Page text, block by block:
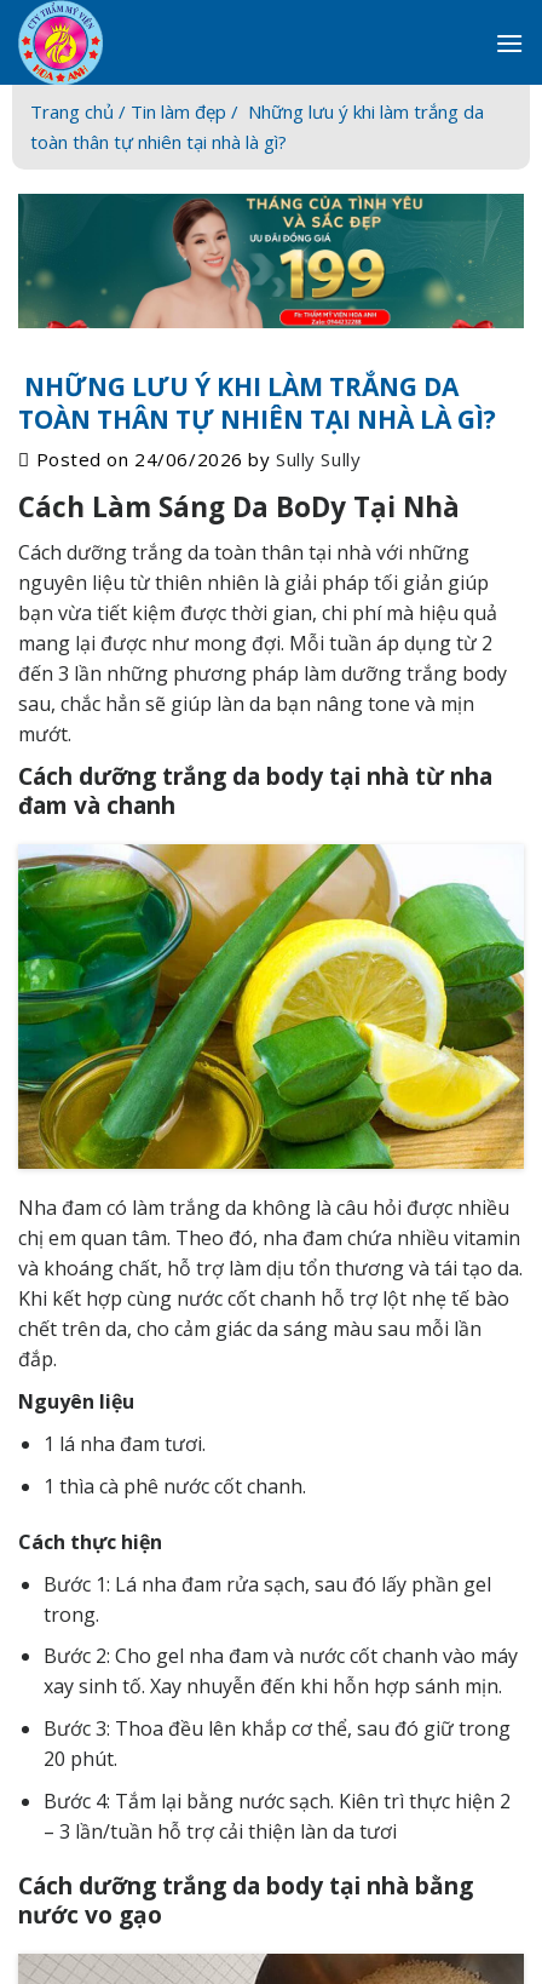
Skip
to
content
Trang chủ / Tin làm đẹp / Những lưu ý khi làm trắng da
toàn thân tự nhiên tại nhà là gì?
NHỮNG LƯU Ý KHI LÀM TRẮNG DA
TOÀN THÂN TỰ NHIÊN TẠI NHÀ LÀ GÌ?
Posted on 24/06/2026 bySully Sully
Cách Làm Sáng Da BoDy Tại Nhà
Cách dưỡng trắng da toàn thân tại nhà với những
nguyên liệu từ thiên nhiên là giải pháp tối giản giúp
bạn vừa tiết kiệm được thời gian, chi phí mà hiệu quả
mang lại được như mong đợi. Mỗi tuần áp dụng từ 2
đến 3 lần những phương pháp làm dưỡng trắng body
sau, chắc hẳn sẽ giúp làn da bạn nâng tone và mịn
mướt.
Cách dưỡng trắng da body tại nhà từ nha
đam và chanh
Nha đam có làm trắng da không là câu hỏi được nhiều
chị em quan tâm. Theo đó, nha đam chứa nhiều vitamin
và khoáng chất, hỗ trợ làm dịu tổn thương và tái tạo da.
Khi kết hợp cùng nước cốt chanh hỗ trợ lột nhẹ tế bào
chết trên da, cho cảm giác da sáng màu sau mỗi lần
đắp.
Nguyên liệu
1 lá nha đam tươi.
1 thìa cà phê nước cốt chanh.
Cách thực hiện
Bước 1: Lá nha đam rửa sạch, sau đó lấy phần gel
trong.
Bước 2: Cho gel nha đam và nước cốt chanh vào máy
xay sinh tố. Xay nhuyễn đến khi hỗn hợp sánh mịn.
Bước 3: Thoa đều lên khắp cơ thể, sau đó giữ trong
20 phút.
Bước 4: Tắm lại bằng nước sạch. Kiên trì thực hiện 2
– 3 lần/tuần hỗ trợ cải thiện làn da tươi
Cách dưỡng trắng da body tại nhà bằng
nước vo gạo